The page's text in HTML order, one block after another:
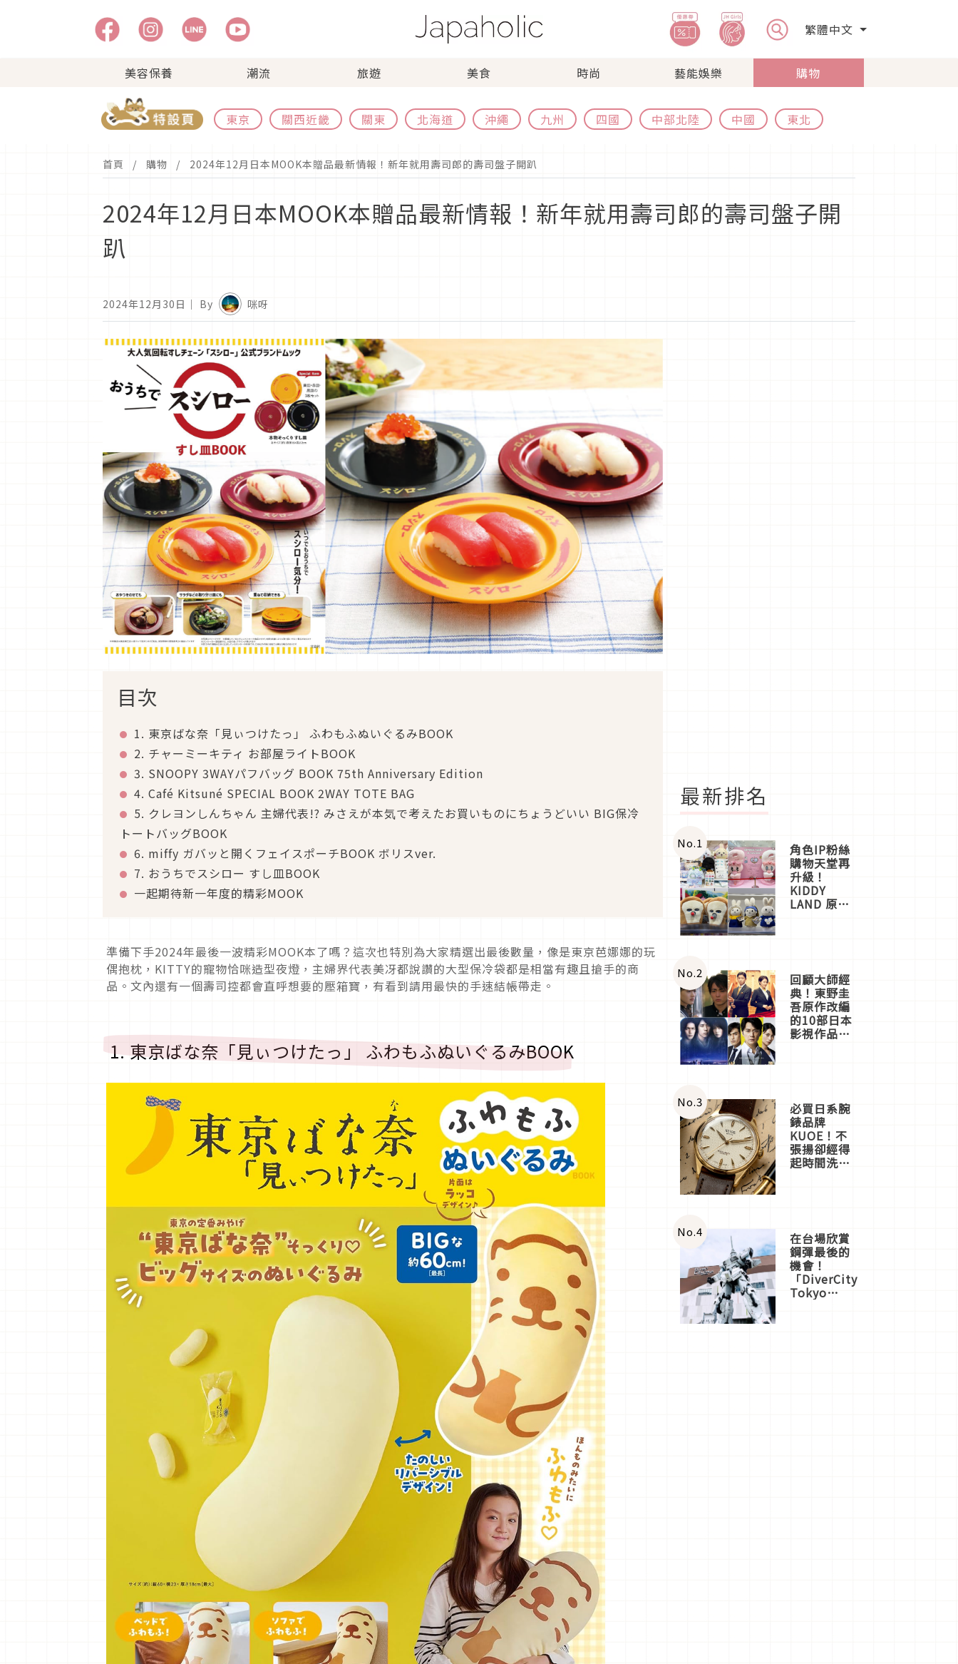
繁體中文
美容保養 潮流 旅遊 美食 時尚 藝能娛樂 購物
東京 關西近畿 關東 北海道 沖繩 九州 四國 中部北陸 中國 東北
首頁 購物 2024年12月日本MOOK本贈品最新情報！新年就用壽司郎的壽司盤子開趴
2024年12月日本MOOK本贈品最新情報！新年就用壽司郎的壽司盤子開
趴
2024年12月30日 ｜ By 咪呀
目次
1. 東京ばな奈「見ぃつけたっ」 ふわもふぬいぐるみBOOK
2. チャーミーキティ お部屋ライトBOOK
3. SNOOPY 3WAYパフバッグ BOOK 75th Anniversary Edition
4. Café Kitsuné SPECIAL BOOK 2WAY TOTE BAG
5. クレヨンしんちゃん 主婦代表!? みさえが本気で考えたお買いものにちょうどいい BIG保冷
トートバッグBOOK
6. miffy ガバッと開くフェイスポーチBOOK ボリスver.
7. おうちでスシロー すし皿BOOK
一起期待新一年度的精彩MOOK
準備下手2024年最後一波精彩MOOK本了嗎？這次也特別為大家精選出最後數量，像是東京芭娜娜的玩
偶抱枕，KITTY的寵物恰咪造型夜燈，主婦界代表美冴都說讚的大型保冷袋都是相當有趣且搶手的商
品。文內還有一個壽司控都會直呼想要的壓箱寶，有看到請用最快的手速結帳帶走。
1. 東京ばな奈「見ぃつけたっ」 ふわもふぬいぐるみBOOK
最新排名
No.1 角色IP粉絲
購物天堂再
升級！
KIDDY
LAND 原宿
店3分即達
No.2 回顧大師經
典！東野圭
吾原作改編
的10部日本
影視作品推
No.3 必買日系腕
錶品牌
KUOE！不
張揚卻經得
起時間洗鍊
No.4 在台場欣賞
鋼彈最後的
機會！
「DiverCity
Tokyo